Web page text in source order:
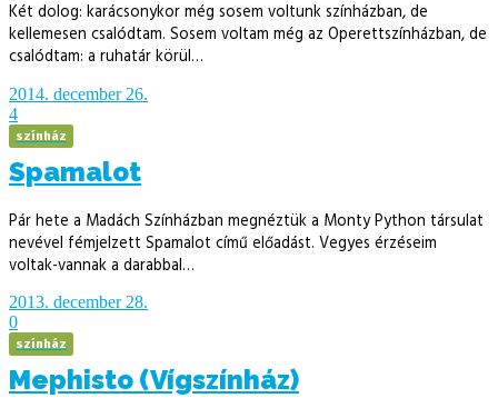
Két dolog: karácsonykor még sosem voltunk színházban, de
kellemesen csalódtam. Sosem voltam még az Operettszínházban, de
csalódtam: a ruhatár körül…
2014. december 26.
4
színház
Spamalot
Pár hete a Madách Színházban megnéztük a Monty Python társulat
nevével fémjelzett Spamalot című előadást. Vegyes érzéseim
voltak-vannak a darabbal…
2013. december 28.
0
színház
Mephisto (Vígszínház)